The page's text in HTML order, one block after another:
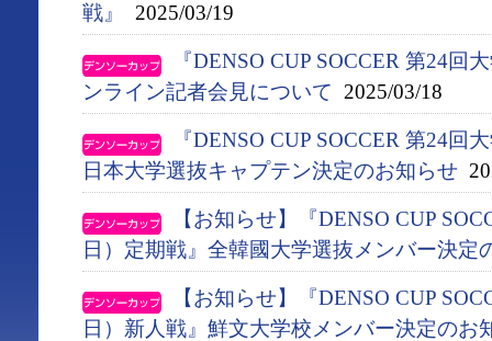
戦』
2025/03/19
『DENSO CUP SOCCER 第24回
ンライン記者会見について 2025/03/18
『DENSO CUP SOCCER 第24回
日本大学選抜キャプテン決定のお知らせ
【お知らせ】『DENSO CUP
日）定期戦』全韓國大学選抜メンバー決定
【お知らせ】『DENSO CUP
日）新人戦』鮮文大学校メンバー決定のお